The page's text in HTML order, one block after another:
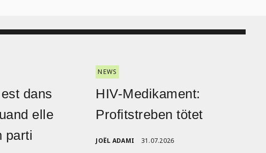
dans
elle
parti
NEWS
HIV-Medikament:
Profitstreben tötet
JOËL ADAMI 31.07.2026